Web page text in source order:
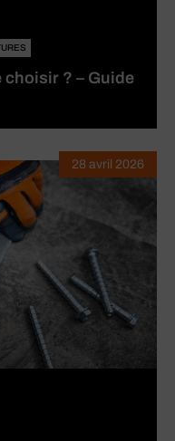
? – Guide
28 avril 2026